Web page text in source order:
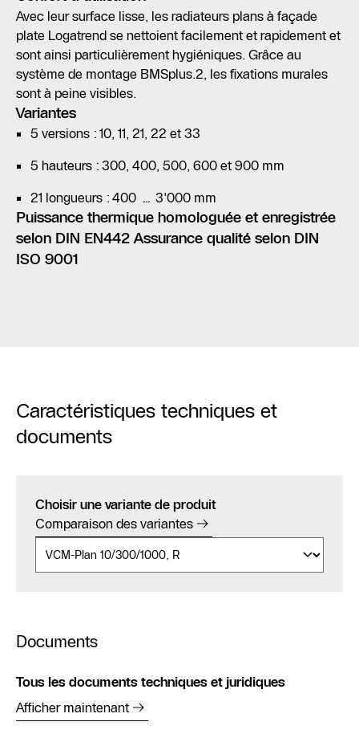
Avec leur surface lisse, les radiateurs plans à façade
plate Logatrend se nettoient facilement et rapidement et
sont ainsi particulièrement hygiéniques. Grâce au
système de montage BMSplus.2, les fixations murales
sont à peine visibles.
Variantes
5 versions : 10, 11, 21, 22 et 33
5 hauteurs : 300, 400, 500, 600 et 900 mm
21 longueurs : 400 … 3'000 mm
Puissance thermique homologuée et enregistrée
selon DIN EN442 Assurance qualité selon DIN
ISO 9001
Caractéristiques techniques et
documents
Choisir une variante de produit
Comparaison des variantes
Documents
Tous les documents techniques et juridiques
Afficher maintenant